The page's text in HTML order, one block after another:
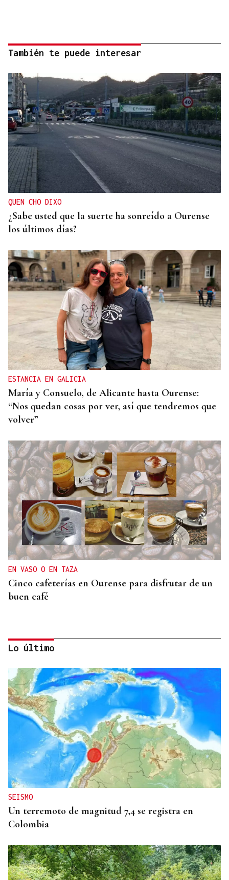
También te puede interesar
QUEN CHO DIXO
¿Sabe usted que la suerte ha sonreído a Ourense
los últimos días?
ESTANCIA EN GALICIA
María y Consuelo, de Alicante hasta Ourense:
“Nos quedan cosas por ver, así que tendremos que
volver”
EN VASO O EN TAZA
Cinco cafeterías en Ourense para disfrutar de un
buen café
ENTREVISTA
David Blanco, CEO en Beniu: “El dron no toca el
terreno el terreno, no se atasca y no deja rodadas”
Lo último
SEISMO
Un terremoto de magnitud 7,4 se registra en
Colombia